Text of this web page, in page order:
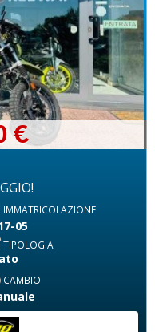
€
IMMATRICOLAZIONE
05
TIPOLOGIA
CAMBIO